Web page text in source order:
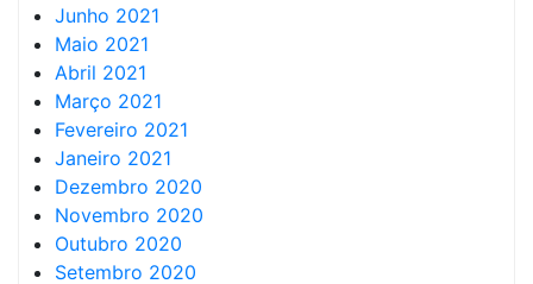
Junho 2021
Maio 2021
Abril 2021
Março 2021
Fevereiro 2021
Janeiro 2021
Dezembro 2020
Novembro 2020
Outubro 2020
Setembro 2020